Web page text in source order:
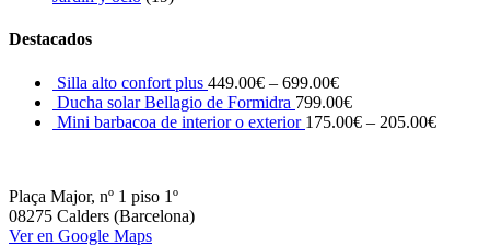
Destacados
Silla alto confort plus 449.00€ – 699.00€
Ducha solar Bellagio de Formidra 799.00€
Mini barbacoa de interior o exterior 175.00€ – 205.00€
Plaça Major, nº 1 piso 1º
08275 Calders (Barcelona)
Ver en Google Maps